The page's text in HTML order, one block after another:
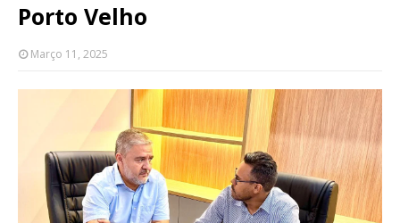
Porto Velho
Março 11, 2025